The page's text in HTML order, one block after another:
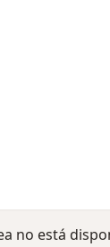
no está